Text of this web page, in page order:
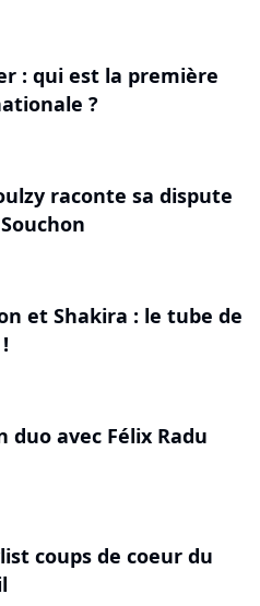
: qui est la première
?
raconte sa dispute
et Shakira : le tube de
duo avec Félix Radu
coups de coeur du